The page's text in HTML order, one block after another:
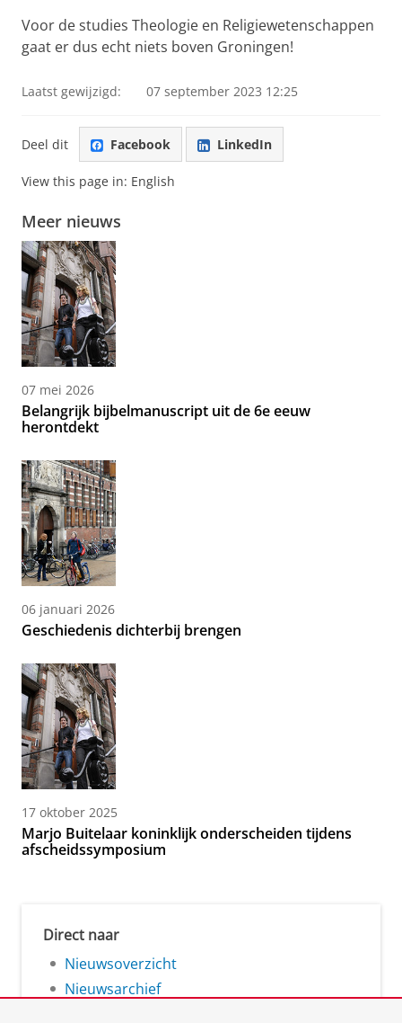
Voor de studies Theologie en Religiewetenschappen
gaat er dus echt niets boven Groningen!
Laatst gewijzigd: 07 september 2023 12:25
Deel dit Facebook LinkedIn
View this page in: English
Meer nieuws
07 mei 2026
Belangrijk bijbelmanuscript uit de 6e eeuw
herontdekt
06 januari 2026
Geschiedenis dichterbij brengen
17 oktober 2025
Marjo Buitelaar koninklijk onderscheiden tijdens
afscheidssymposium
Direct naar
Nieuwsoverzicht
Nieuwsarchief